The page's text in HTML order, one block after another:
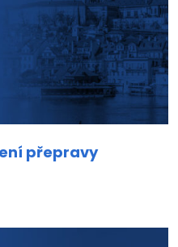
přepravy